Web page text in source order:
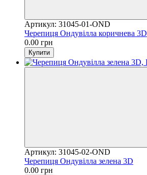
Артикул: 31045-01-OND
Черепиця Ондувілла коричнева 3D
0.00 грн
Купити
Артикул: 31045-02-OND
Черепиця Ондувілла зелена 3D
0.00 грн